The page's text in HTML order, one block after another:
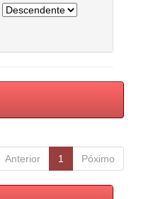
Anterior 1 Póximo